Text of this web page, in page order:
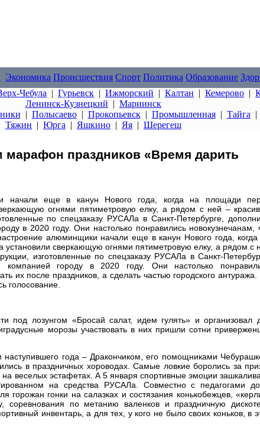
Экономика Происшествия Спорт Политика Образование
Чебула | Гурьевск | Ижморский | Калтан | Кемерово |
Ленинск-Кузнецкий | Мариинск
| Полысаево| Прокопьевск| Промышленная| Тайга |
Тяжин | Юрга | Яшкино | Яя | Шерегеш
праздников «Время дарить
начали еще в канун Нового года, когда на площади
огнями пятиметровую елку, а рядом с ней –
по спецзаказу РУСАЛа в Санкт-Петербурге,
в 2020 году. Они настолько понравились новокузнечанам,
алюминщики начали еще в канун Нового года, когда
сверкающую огнями пятиметровую елку, а рядом с
изготовленные по спецзаказу РУСАЛа в Санкт-
компанией городу в 2020 году. Они настолько
их после праздников, а сделать частью городского
голосование.
под лозунгом «Бросай салат, идем гулять» и организовал
морозы участвовать в них пришли сотни
года – Дракончиком, его помощниками
в праздничных хороводах. Самые ловкие боролись за
веселых эстафетах. А 5 января спортивные эмоции
на средства РУСАЛа. Совместно с педагогами
горожан гонки на салазках и состязания конькобежцев,
соревнования по метанию валенков и праздничную
инвентарь, а для тех, у кого не было своих коньков, в